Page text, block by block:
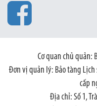
Cơ quan chủ quản:
Đơn vị quản lý: Bảo tàng Lịch
cấp
Địa chỉ: Số 1,